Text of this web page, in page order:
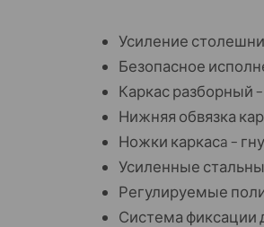
Усиление
Безопасное
Каркас разборный
Нижняя обвязка
Ножки каркасa –
Усиленные
Регулируемые
Система фиксации